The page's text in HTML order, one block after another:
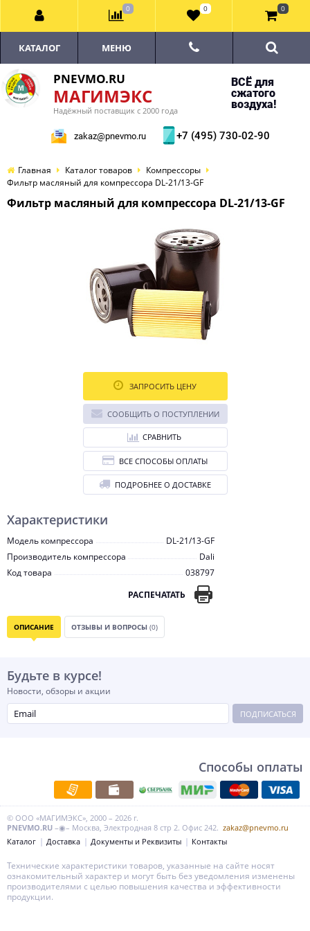
PNEVMO.RU
МАГИМЭКС
Надёжный поставщик с 2000 года
ВСЁ для
сжатого
воздуха!
zakaz@pnevmo.ru +7 (495) 730-02-90
КАТАЛОГ МЕНЮ
Главная Каталог товаров
Компрессоры
Фильтр масляный для компрессора DL-21/13-GF
Фильтр масляный для компрессора DL-21/13-GF
Характеристики
Модель компрессора
DL-21/13-GF
Производитель компрессора
Dali
Код товара
038797
РАСПЕЧАТАТЬ
ЗАПРОСИТЬ ЦЕНУ
СООБЩИТЬ О ПОСТУПЛЕНИИ
СРАВНИТЬ
ВСЕ СПОСОБЫ ОПЛАТЫ
ПОДРОБНЕЕ О ДОСТАВКЕ
ОПИСАНИЕ ОТЗЫВЫ И ВОПРОСЫ (0)
Будьте в курсе!
Новости, обзоры и акции
ПОДПИСАТЬСЯ
Способы оплаты
© ООО «МАГИМЭКС», 2000 – 2026 г.
PNEVMO.RU –◉– Москва, Электродная 8 стр 2. Офис 242. zakaz@pnevmo.ru
Каталог
Доставка Документы и Реквизиты Контакты
0 0 0
Технические характеристики товаров, указанные на сайте носят
ознакомительный характер и могут быть без уведомления изменены
производителями с целью повышения качества и эффективности
продукции.